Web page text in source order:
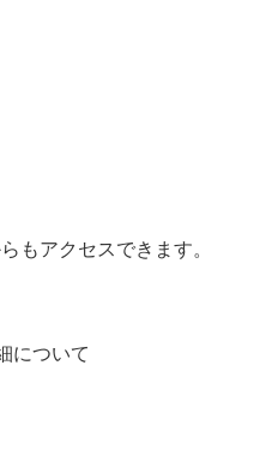
もアクセスできます。
について